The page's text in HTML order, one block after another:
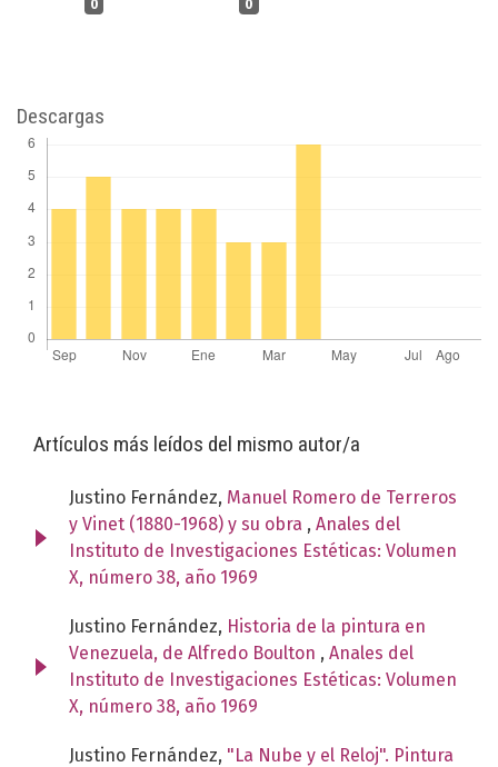
0 0
Descargas
Artículos más leídos del mismo autor/a
Justino Fernández, Manuel Romero de Terreros
y Vinet (1880-1968) y su obra , Anales del
Instituto de Investigaciones Estéticas: Volumen
X, número 38, año 1969
Justino Fernández, Historia de la pintura en
Venezuela, de Alfredo Boulton , Anales del
Instituto de Investigaciones Estéticas: Volumen
X, número 38, año 1969
Justino Fernández, "La Nube y el Reloj". Pintura